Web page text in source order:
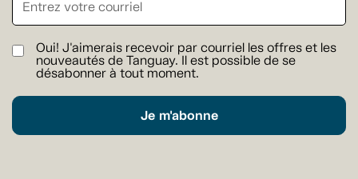
Oui! J'aimerais recevoir par courriel les offres et les
nouveautés de Tanguay. Il est possible de se
désabonner à tout moment.
Je m'abonne